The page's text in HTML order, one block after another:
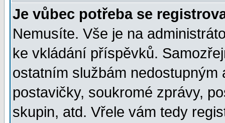
Je vůbec potřeba se
Nemusíte. Vše je na
ke vkládání příspěvků.
ostatním službám
postavičky, soukromé zprávy,
skupin, atd. Vřele vám tedy